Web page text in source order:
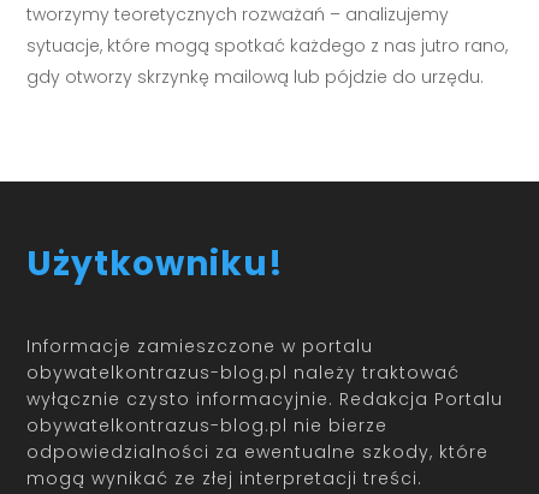
tworzymy teoretycznych rozważań – analizujemy
sytuacje, które mogą spotkać każdego z nas jutro rano,
gdy otworzy skrzynkę mailową lub pójdzie do urzędu.
Użytkowniku!
Informacje zamieszczone w portalu
obywatelkontrazus-blog.pl należy traktować
wyłącznie czysto informacyjnie. Redakcja Portalu
obywatelkontrazus-blog.pl nie bierze
odpowiedzialności za ewentualne szkody, które
mogą wynikać ze złej interpretacji treści.